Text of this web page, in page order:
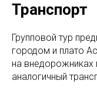
Транспорт
Групповой тур
городом и плато
на внедорожниках
аналогичный